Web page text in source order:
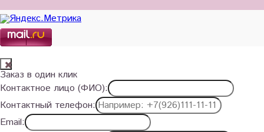
Заказ в один клик
Контактное лицо (ФИО):
Контактный телефон:
Email: